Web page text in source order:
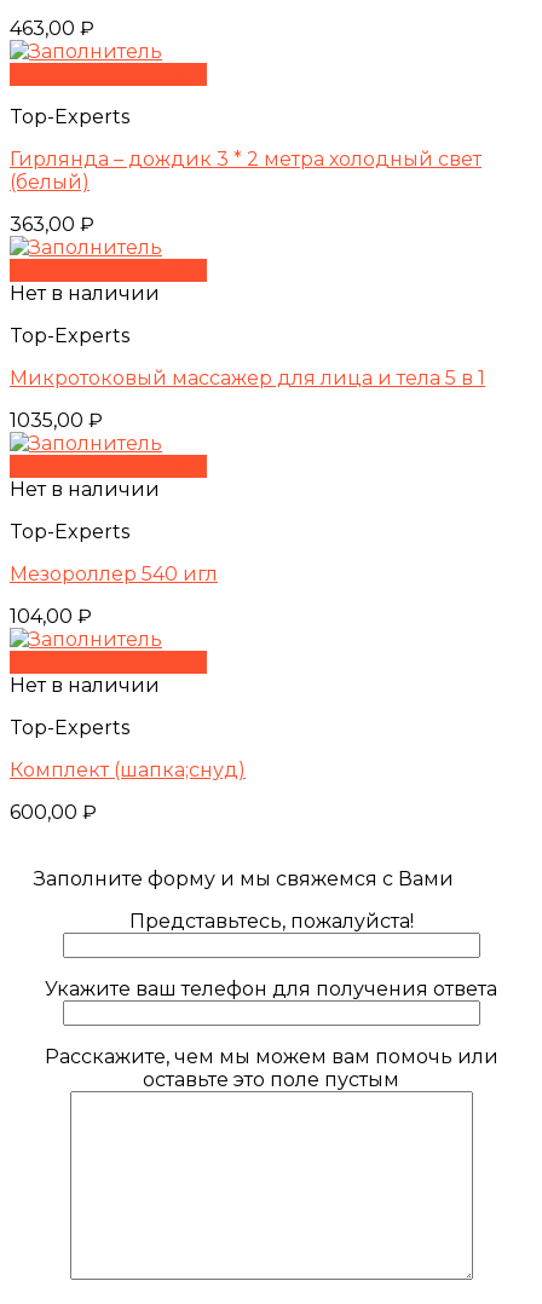
463,00 ₽
Top-Experts
Гирлянда – дождик 3 * 2 метра холодный свет
(белый)
363,00 ₽
Нет в наличии
Top-Experts
Микротоковый массажер для лица и тела 5 в 1
1035,00 ₽
Нет в наличии
Top-Experts
Мезороллер 540 игл
104,00 ₽
Нет в наличии
Top-Experts
Комплект (шапка;снуд)
600,00 ₽
Заполните форму и мы свяжемся с Вами
Представьтесь, пожалуйста!
Укажите ваш телефон для получения ответа
Расскажите, чем мы можем вам помочь или
оставьте это поле пустым